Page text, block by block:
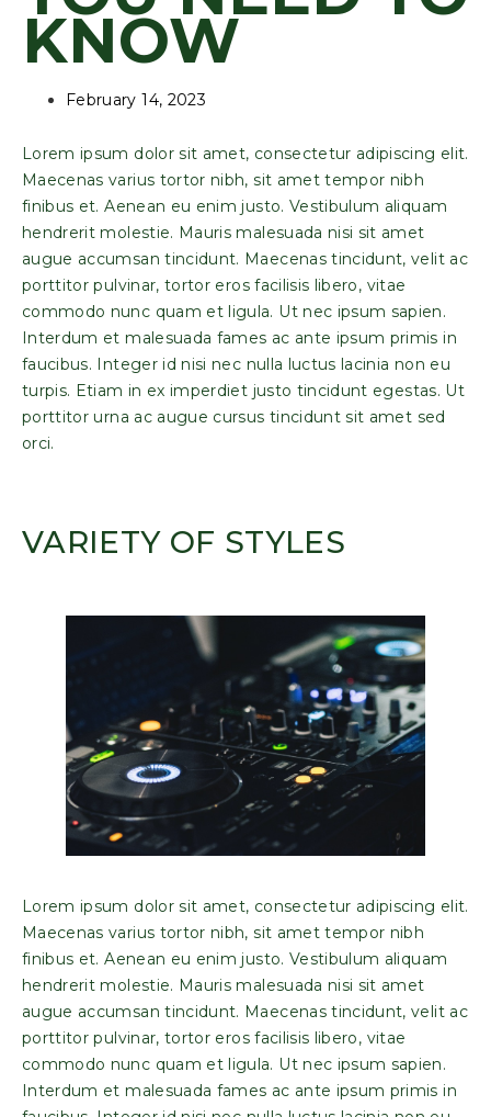
KNOW
February 14, 2023
Lorem ipsum dolor sit amet, consectetur adipiscing elit.
Maecenas varius tortor nibh, sit amet tempor nibh
finibus et. Aenean eu enim justo. Vestibulum aliquam
hendrerit molestie. Mauris malesuada nisi sit amet
augue accumsan tincidunt. Maecenas tincidunt, velit ac
porttitor pulvinar, tortor eros facilisis libero, vitae
commodo nunc quam et ligula. Ut nec ipsum sapien.
Interdum et malesuada fames ac ante ipsum primis in
faucibus. Integer id nisi nec nulla luctus lacinia non eu
turpis. Etiam in ex imperdiet justo tincidunt egestas. Ut
porttitor urna ac augue cursus tincidunt sit amet sed
orci.
VARIETY OF STYLES
Lorem ipsum dolor sit amet, consectetur adipiscing elit.
Maecenas varius tortor nibh, sit amet tempor nibh
finibus et. Aenean eu enim justo. Vestibulum aliquam
hendrerit molestie. Mauris malesuada nisi sit amet
augue accumsan tincidunt. Maecenas tincidunt, velit ac
porttitor pulvinar, tortor eros facilisis libero, vitae
commodo nunc quam et ligula. Ut nec ipsum sapien.
Interdum et malesuada fames ac ante ipsum primis in